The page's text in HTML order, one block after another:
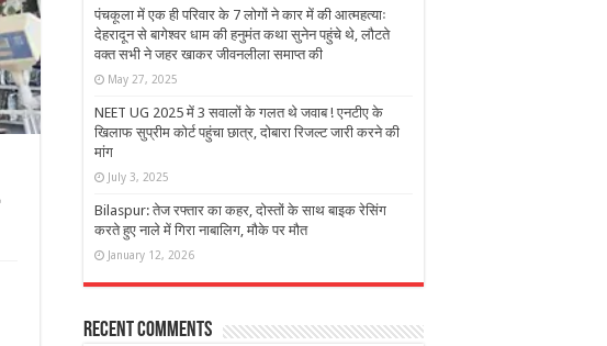
पंचकूला में एक ही परिवार के 7 लोगों ने कार में की आत्महत्याः
देहरादून से बागेश्वर धाम की हनुमंत कथा सुनेन पहुंचे थे, लौटते
वक्त सभी ने जहर खाकर जीवनलीला समाप्त की
May 27, 2025
NEET UG 2025 में 3 सवालों के गलत थे जवाब ! एनटीए के
खिलाफ सुप्रीम कोर्ट पहुंचा छात्र, दोबारा रिजल्ट जारी करने की
मांग
July 3, 2025
Bilaspur: तेज रफ्तार का कहर, दोस्तों के साथ बाइक रेसिंग
करते हुए नाले में गिरा नाबालिग, मौके पर मौत
January 12, 2026
Recent Comments